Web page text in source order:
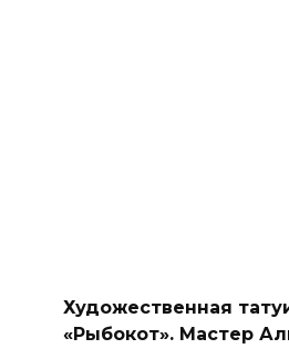
Художественная
«Рыбокот». Мастер